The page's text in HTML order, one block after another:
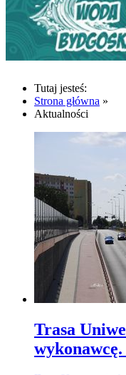
Tutaj jesteś:
Strona główna »
Aktualności
Trasa